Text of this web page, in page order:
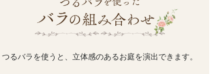
つるバラを使うと、立体感のあるお庭を演出できます。